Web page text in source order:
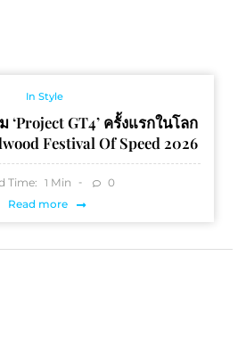
In Style
‘Project GT4’ ครั้งแรกในโลก
Festival Of Speed 2026
Time: 1 Min
0
Read more